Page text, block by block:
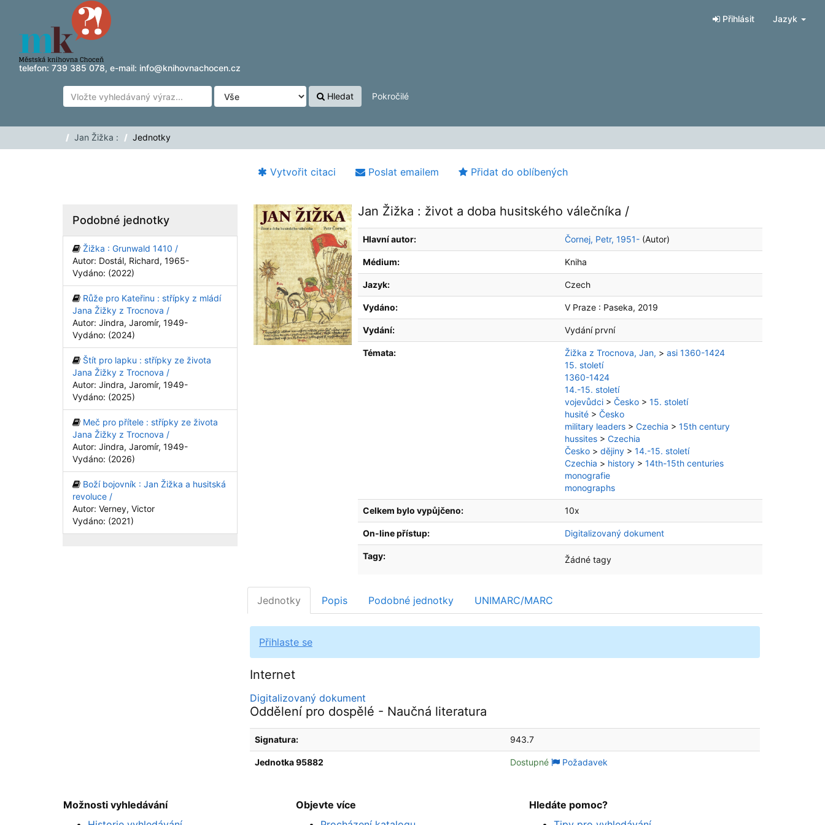
Přeskočit na obsah
telefon: 739 385 078, e-mail: info@knihovnachocen.cz
Přihlásit Jazyk
Hledat Pokročilé
Jan Žižka : Jednotky
Vytvořit citaci Poslat emailem Přidat do oblíbených
Jan Žižka : život a doba husitského válečníka /
Hlavní autor: Čornej, Petr, 1951- (Autor)
Médium: Kniha
Jazyk: Czech
Vydáno: V Praze : Paseka, 2019
Vydání: Vydání první
Témata: Žižka z Trocnova, Jan, > asi 1360-1424
15. století
1360-1424
14.-15. století
vojevůdci > Česko > 15. století
husité > Česko
military leaders > Czechia > 15th century
hussites > Czechia
Česko > dějiny > 14.-15. století
Czechia > history > 14th-15th centuries
monografie
monographs
Celkem bylo vypůjčeno: 10x
On-line přístup: Digitalizovaný dokument
Tagy: Žádné tagy
Jednotky Popis Podobné jednotky UNIMARC/MARC
Přihlaste se
Internet
Digitalizovaný dokument
Oddělení pro dospělé - Naučná literatura
Signatura: 943.7
Jednotka 95882 Dostupné Požadavek
Podobné jednotky
Žižka : Grunwald 1410 /
Autor: Dostál, Richard, 1965-
Vydáno: (2022)
Růže pro Kateřinu : střípky z mládí
Jana Žižky z Trocnova /
Autor: Jindra, Jaromír, 1949-
Vydáno: (2024)
Štít pro lapku : střípky ze života
Jana Žižky z Trocnova /
Autor: Jindra, Jaromír, 1949-
Vydáno: (2025)
Meč pro přítele : střípky ze života
Jana Žižky z Trocnova /
Autor: Jindra, Jaromír, 1949-
Vydáno: (2026)
Boží bojovník : Jan Žižka a husitská
revoluce /
Autor: Verney, Victor
Vydáno: (2021)
Možnosti vyhledávání
Objevte více
Hledáte pomoc?